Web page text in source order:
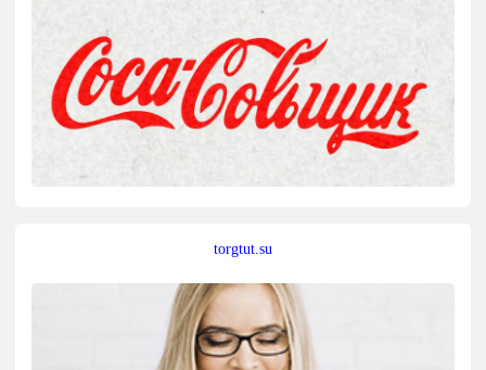
torgtut.su